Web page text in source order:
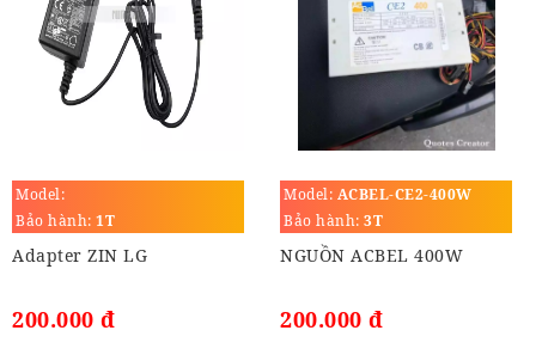
Model:
Bảo hành: 1T
Adapter ZIN LG
200.000 đ
Model: ACBEL-CE2-400W
Bảo hành: 3T
NGUỒN ACBEL 400W
200.000 đ